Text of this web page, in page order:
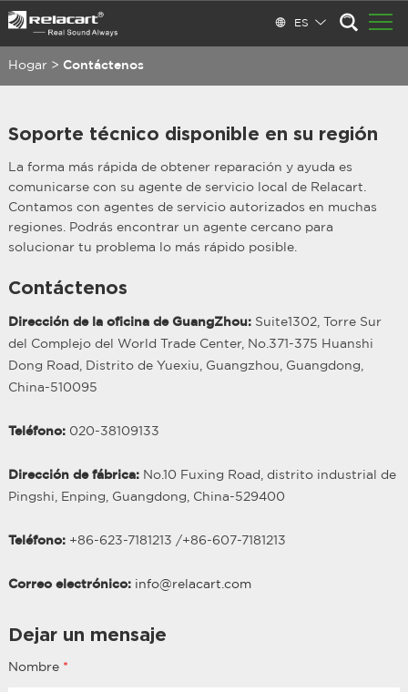
ES
Hogar > Contáctenos
Soporte técnico disponible en su región
La forma más rápida de obtener reparación y ayuda es
comunicarse con su agente de servicio local de Relacart.
Contamos con agentes de servicio autorizados en muchas
regiones. Podrás encontrar un agente cercano para
solucionar tu problema lo más rápido posible.
Contáctenos
Dirección de la oficina de GuangZhou:Suite1302, Torre Sur
del Complejo del World Trade Center, No.371-375 Huanshi
Dong Road, Distrito de Yuexiu, Guangzhou, Guangdong,
China-510095
Teléfono:020-38109133
Dirección de fábrica:No.10 Fuxing Road, distrito industrial de
Pingshi, Enping, Guangdong, China-529400
Teléfono:+86-623-7181213 /+86-607-7181213
Correo electrónico: info@relacart.com
Dejar un mensaje
Nombre *